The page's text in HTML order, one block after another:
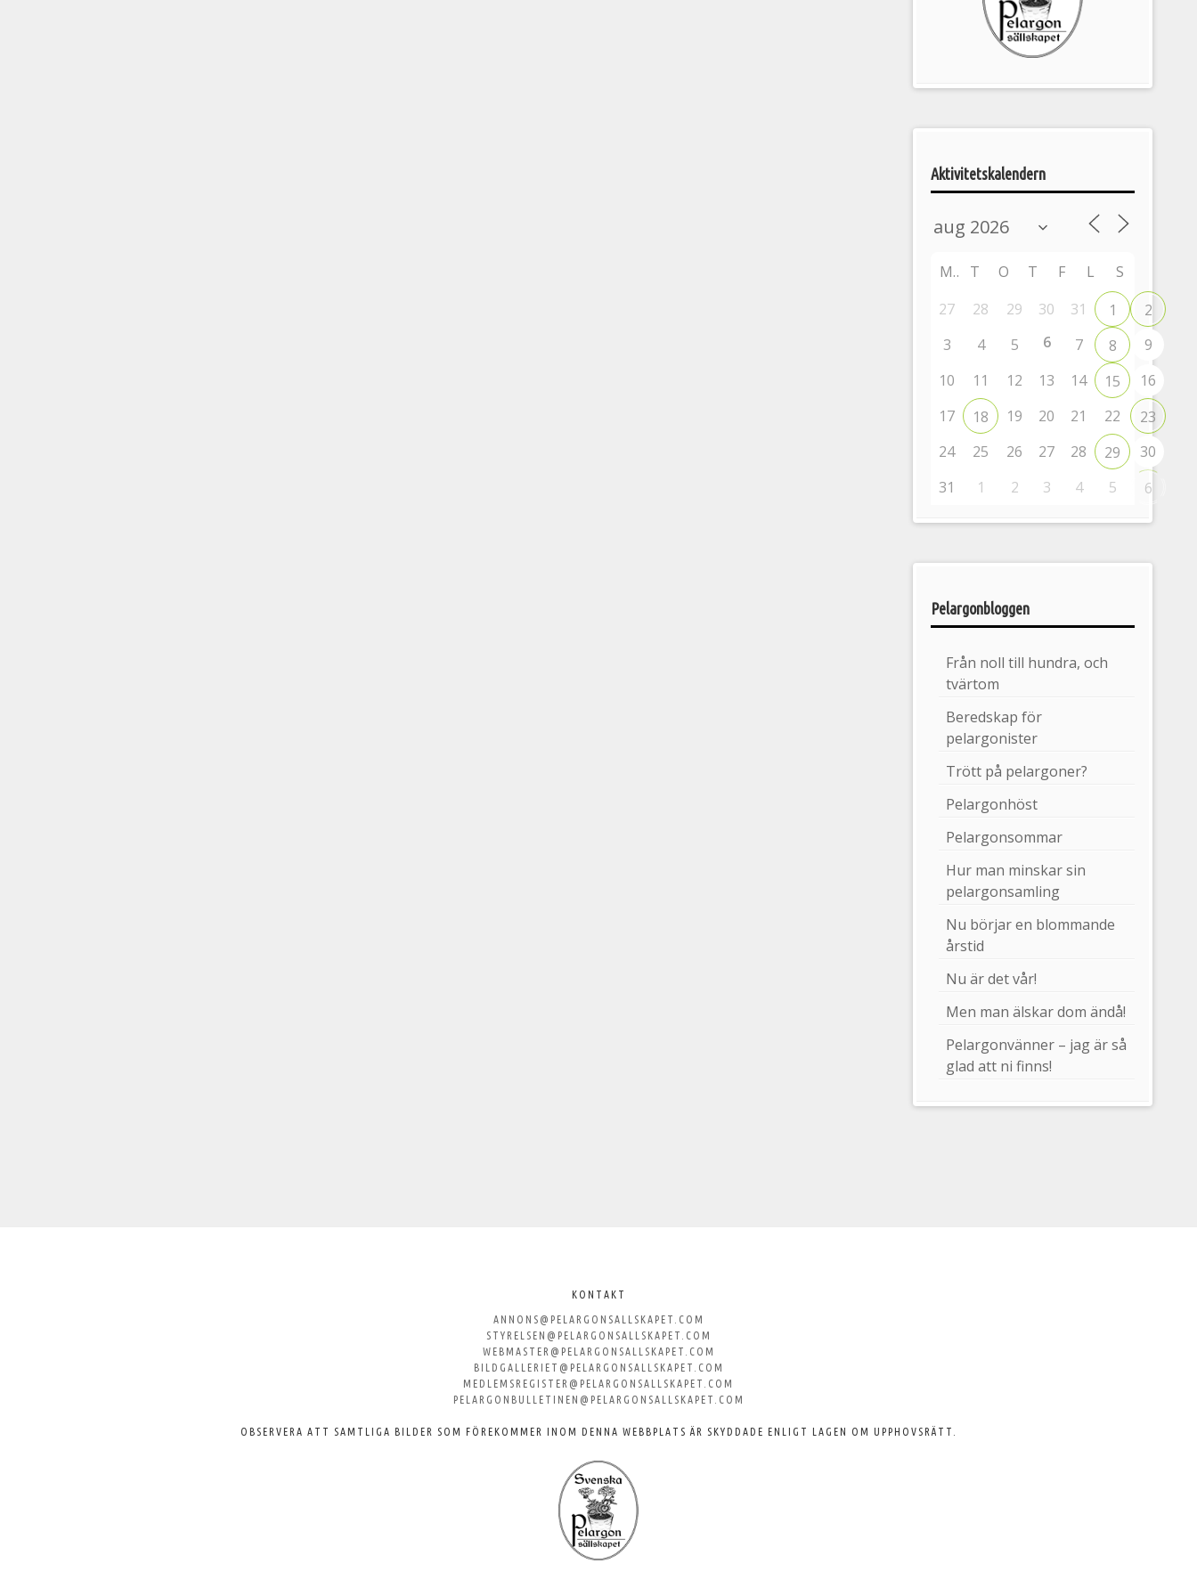
aktiviteter
Aktivitetskalendern
M T O T F L
S
27
28 29 30 31 1
2
3
4 5 6 7 8
9
10
11 12 13 14 15
16
17
18 19 20 21 22
23
24
25 26 27 28 29
30
31
1 2 3 4 5 6
Pelargonbloggen
Från noll till hundra, och
tvärtom
Beredskap för
pelargonister
Trött på pelargoner?
Pelargonhöst
Pelargonsommar
Hur man minskar sin
pelargonsamling
Nu börjar en blommande
årstid
Nu är det vår!
Men man älskar dom ändå!
Pelargonvänner – jag är så
glad att ni finns!
KONTAKT
ANNONS@PELARGONSALLSKAPET.COM
STYRELSEN@PELARGONSALLSKAPET.COM
WEBMASTER@PELARGONSALLSKAPET.COM
BILDGALLERIET@PELARGONSALLSKAPET.COM
MEDLEMSREGISTER@PELARGONSALLSKAPET.COM
PELARGONBULLETINEN@PELARGONSALLSKAPET.COM
OBSERVERA ATT SAMTLIGA BILDER SOM FÖREKOMMER INOM DENNA WEBBPLATS ÄR SKYDDADE ENLIGT LAGEN OM UPPHOVSRÄTT.